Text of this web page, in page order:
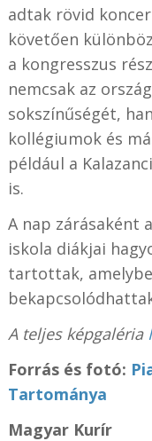
adtak rövid
követően
a kongresszus
nemcsak az
sokszínűségét,
kollégiumok és
például a
is.
A nap zárásaként
iskola diákjai
tartottak,
A teljes képgaléria
Forrás és fotó:
Tartománya
Magyar Kurír